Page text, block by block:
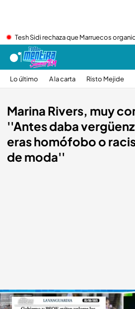
Tesh Sidi rechaza que Marruecos
Lo último A la carta Risto Mejide
Marina Rivers, muy
''Antes daba
eras homófobo o
de moda''
Marina Rivers